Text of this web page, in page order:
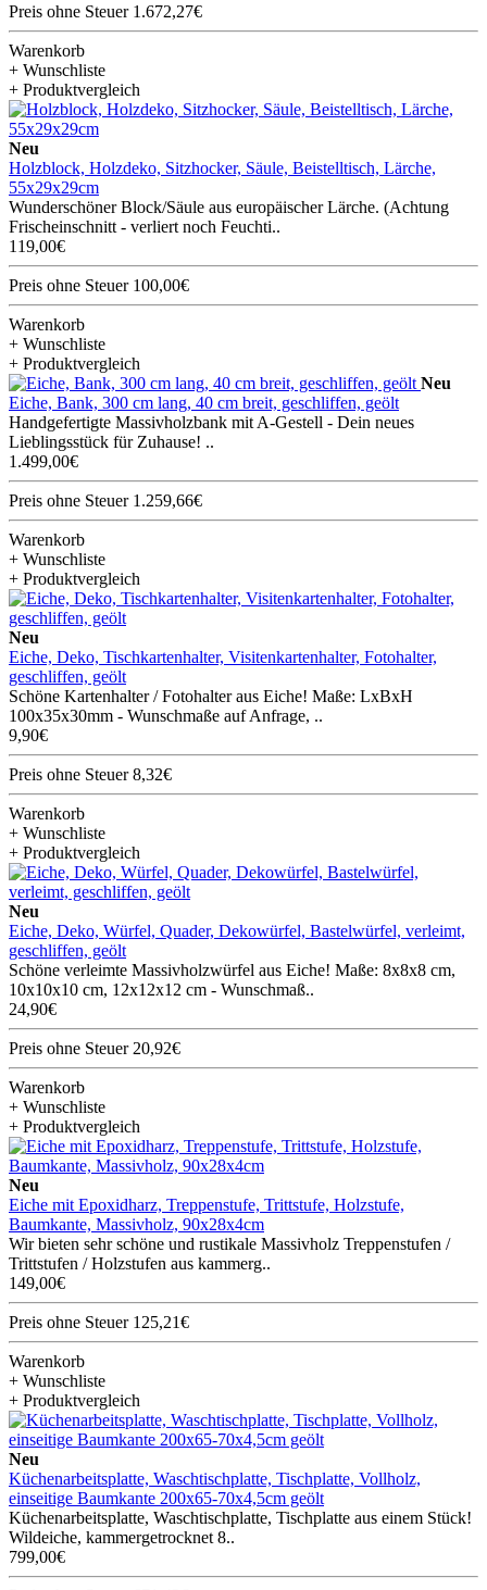
Preis ohne Steuer 1.672,27€
Warenkorb
+ Wunschliste
+ Produktvergleich
Neu
Holzblock, Holzdeko, Sitzhocker, Säule, Beistelltisch, Lärche,
55x29x29cm
Wunderschöner Block/Säule aus europäischer Lärche. (Achtung
Frischeinschnitt - verliert noch Feuchti..
119,00€
Preis ohne Steuer 100,00€
Warenkorb
+ Wunschliste
+ Produktvergleich
Neu
Eiche, Bank, 300 cm lang, 40 cm breit, geschliffen, geölt
Handgefertigte Massivholzbank mit A-Gestell - Dein neues
Lieblingsstück für Zuhause! ..
1.499,00€
Preis ohne Steuer 1.259,66€
Warenkorb
+ Wunschliste
+ Produktvergleich
Neu
Eiche, Deko, Tischkartenhalter, Visitenkartenhalter, Fotohalter,
geschliffen, geölt
Schöne Kartenhalter / Fotohalter aus Eiche! Maße: LxBxH
100x35x30mm - Wunschmaße auf Anfrage, ..
9,90€
Preis ohne Steuer 8,32€
Warenkorb
+ Wunschliste
+ Produktvergleich
Neu
Eiche, Deko, Würfel, Quader, Dekowürfel, Bastelwürfel, verleimt,
geschliffen, geölt
Schöne verleimte Massivholzwürfel aus Eiche! Maße: 8x8x8 cm,
10x10x10 cm, 12x12x12 cm - Wunschmaß..
24,90€
Preis ohne Steuer 20,92€
Warenkorb
+ Wunschliste
+ Produktvergleich
Neu
Eiche mit Epoxidharz, Treppenstufe, Trittstufe, Holzstufe,
Baumkante, Massivholz, 90x28x4cm
Wir bieten sehr schöne und rustikale Massivholz Treppenstufen /
Trittstufen / Holzstufen aus kammerg..
149,00€
Preis ohne Steuer 125,21€
Warenkorb
+ Wunschliste
+ Produktvergleich
Neu
Küchenarbeitsplatte, Waschtischplatte, Tischplatte, Vollholz,
einseitige Baumkante 200x65-70x4,5cm geölt
Küchenarbeitsplatte, Waschtischplatte, Tischplatte aus einem Stück!
Wildeiche, kammergetrocknet 8..
799,00€